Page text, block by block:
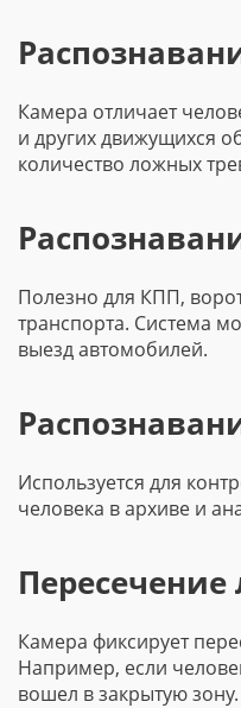
Камера отличает
и других движущихся
количество ложных
Полезно для КПП,
транспорта. Система
выезд автомобилей.
Используется для
человека в архиве и
Камера фиксирует
Например, если
вошел в закрытую зону.